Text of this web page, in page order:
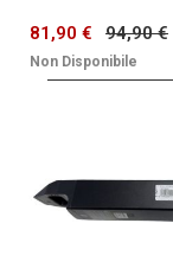
81,90 € 94,90 €
Non Disponibile